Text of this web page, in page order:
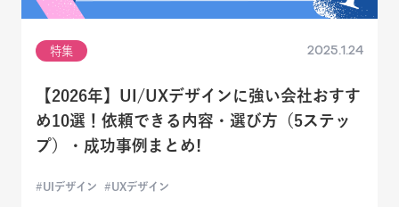
特集 2025.1.24
【2026年】UI/UXデザインに強い会社おすす
め10選！依頼できる内容・選び方（5ステッ
プ）・成功事例まとめ!
UIデザイン UXデザイン